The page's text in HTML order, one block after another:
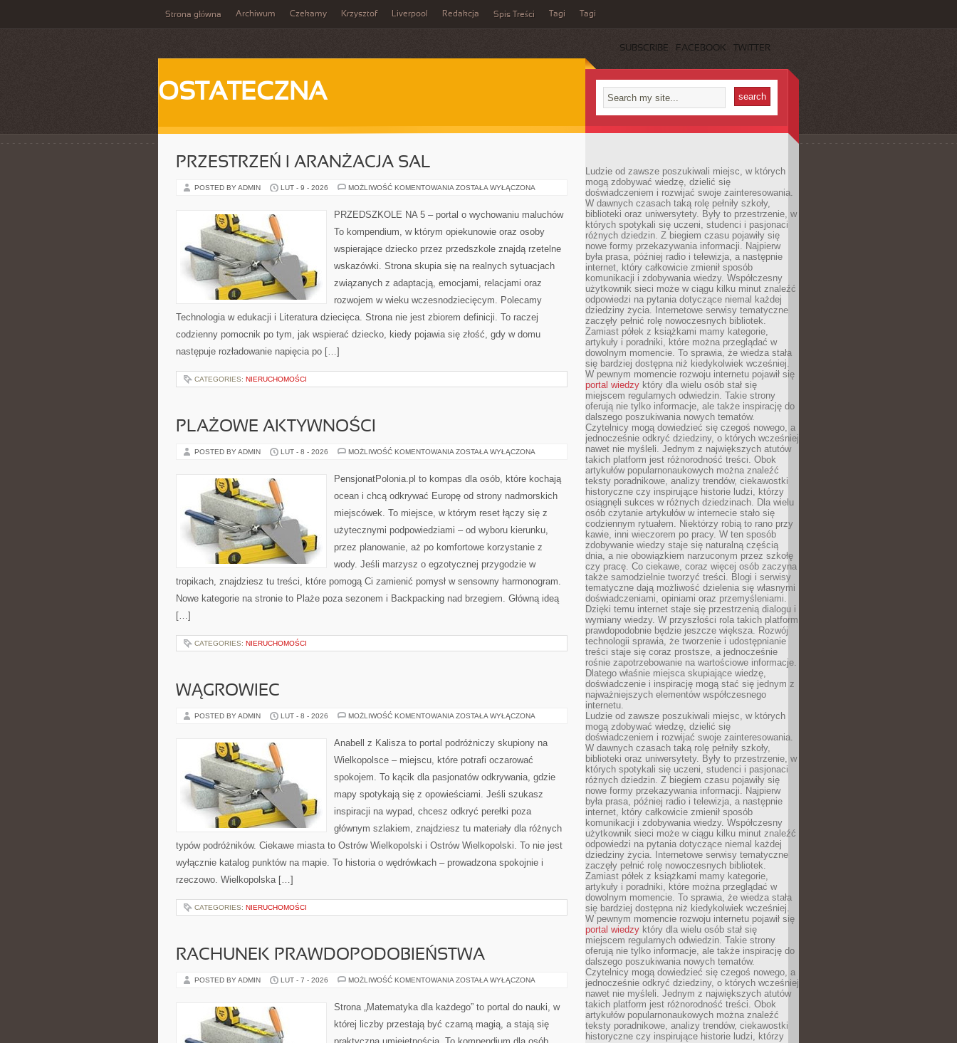
Strona główna Archiwum Czekamy Krzysztof Liverpool Redakcja Spis Treści Tagi Tagi
SUBSCRIBE FACEBOOK TWITTER
OSTATECZNA
PRZESTRZEŃ I ARANŻACJA SAL
POSTED BY ADMIN LUT - 9 - 2026 MOŻLIWOŚĆ KOMENTOWANIA PRZESTRZEŃ
SAL
ZOSTAŁA WYŁĄCZONA
PRZEDSZKOLE NA 5 – portal o wychowaniu maluchów
To kompendium, w którym opiekunowie oraz osoby
wspierające dziecko przez przedszkole znajdą rzetelne
wskazówki. Strona skupia się na realnych sytuacjach
związanych z adaptacją, emocjami, relacjami oraz
rozwojem w wieku wczesnodziecięcym. Polecamy
Technologia w edukacji i Literatura dziecięca. Strona nie jest zbiorem definicji. To raczej
codzienny pomocnik po tym, jak wspierać dziecko, kiedy pojawia się złość, gdy w domu
następuje rozładowanie napięcia po […]
CATEGORIES: NIERUCHOMOŚCI
PLAŻOWE AKTYWNOŚCI
POSTED BY ADMIN LUT - 8 - 2026 MOŻLIWOŚĆ KOMENTOWANIA PLAŻOWE
ZOSTAŁA WYŁĄCZONA
PensjonatPolonia.pl to kompas dla osób, które kochają
ocean i chcą odkrywać Europę od strony nadmorskich
miejscówek. To miejsce, w którym reset łączy się z
użytecznymi podpowiedziami – od wyboru kierunku,
przez planowanie, aż po komfortowe korzystanie z
wody. Jeśli marzysz o egzotycznej przygodzie w
tropikach, znajdziesz tu treści, które pomogą Ci zamienić pomysł w sensowny harmonogram.
Nowe kategorie na stronie to Plaże poza sezonem i Backpacking nad brzegiem. Główną ideą
[…]
CATEGORIES: NIERUCHOMOŚCI
WĄGROWIEC
POSTED BY ADMIN LUT - 8 - 2026 MOŻLIWOŚĆ KOMENTOWANIA WĄGROWIEC
ZOSTAŁA WYŁĄCZONA
Anabell z Kalisza to portal podróżniczy skupiony na
Wielkopolsce – miejscu, które potrafi oczarować
spokojem. To kącik dla pasjonatów odkrywania, gdzie
mapy spotykają się z opowieściami. Jeśli szukasz
inspiracji na wypad, chcesz odkryć perełki poza
głównym szlakiem, znajdziesz tu materiały dla różnych
typów podróżników. Ciekawe miasta to Ostrów Wielkopolski i Ostrów Wielkopolski. To nie jest
wyłącznie katalog punktów na mapie. To historia o wędrówkach – prowadzona spokojnie i
rzeczowo. Wielkopolska […]
CATEGORIES: NIERUCHOMOŚCI
RACHUNEK PRAWDOPODOBIEŃSTWA
POSTED BY ADMIN LUT - 7 - 2026 MOŻLIWOŚĆ KOMENTOWANIA RACHUNEK
ZOSTAŁA WYŁĄCZONA
Strona „Matematyka dla każdego” to portal do nauki, w
której liczby przestają być czarną magią, a stają się
Ludzie od zawsze poszukiwali miejsc, w których
mogą zdobywać wiedzę, dzielić się
doświadczeniem i rozwijać swoje zainteresowania.
W dawnych czasach taką rolę pełniły szkoły,
biblioteki oraz uniwersytety. Były to przestrzenie, w
których spotykali się uczeni, studenci i pasjonaci
różnych dziedzin. Z biegiem czasu pojawiły się
nowe formy przekazywania informacji. Najpierw
była prasa, później radio i telewizja, a następnie
internet, który całkowicie zmienił sposób
komunikacji i zdobywania wiedzy. Współczesny
użytkownik sieci może w ciągu kilku minut znaleźć
odpowiedzi na pytania dotyczące niemal każdej
dziedziny życia. Internetowe serwisy tematyczne
zaczęły pełnić rolę nowoczesnych bibliotek.
Zamiast półek z książkami mamy kategorie,
artykuły i poradniki, które można przeglądać w
dowolnym momencie. To sprawia, że wiedza stała
się bardziej dostępna niż kiedykolwiek wcześniej.
W pewnym momencie rozwoju internetu pojawił się
portal wiedzy który dla wielu osób stał się
miejscem regularnych odwiedzin. Takie strony
oferują nie tylko informacje, ale także inspirację do
dalszego poszukiwania nowych tematów.
Czytelnicy mogą dowiedzieć się czegoś nowego, a
jednocześnie odkryć dziedziny, o których wcześniej
nawet nie myśleli. Jednym z największych atutów
takich platform jest różnorodność treści. Obok
artykułów popularnonaukowych można znaleźć
teksty poradnikowe, analizy trendów, ciekawostki
historyczne czy inspirujące historie ludzi, którzy
osiągnęli sukces w różnych dziedzinach. Dla wielu
osób czytanie artykułów w internecie stało się
codziennym rytuałem. Niektórzy robią to rano przy
kawie, inni wieczorem po pracy. W ten sposób
zdobywanie wiedzy staje się naturalną częścią
dnia, a nie obowiązkiem narzuconym przez szkołę
czy pracę. Co ciekawe, coraz więcej osób zaczyna
także samodzielnie tworzyć treści. Blogi i serwisy
tematyczne dają możliwość dzielenia się własnymi
doświadczeniami, opiniami oraz przemyśleniami.
Dzięki temu internet staje się przestrzenią dialogu i
wymiany wiedzy. W przyszłości rola takich platform
prawdopodobnie będzie jeszcze większa. Rozwój
technologii sprawia, że tworzenie i udostępnianie
treści staje się coraz prostsze, a jednocześnie
rośnie zapotrzebowanie na wartościowe informacje.
Dlatego właśnie miejsca skupiające wiedzę,
doświadczenie i inspirację mogą stać się jednym z
najważniejszych elementów współczesnego
internetu.
Ludzie od zawsze poszukiwali miejsc, w których
mogą zdobywać wiedzę, dzielić się
doświadczeniem i rozwijać swoje zainteresowania.
W dawnych czasach taką rolę pełniły szkoły,
biblioteki oraz uniwersytety. Były to przestrzenie, w
których spotykali się uczeni, studenci i pasjonaci
różnych dziedzin. Z biegiem czasu pojawiły się
nowe formy przekazywania informacji. Najpierw
była prasa, później radio i telewizja, a następnie
internet, który całkowicie zmienił sposób
komunikacji i zdobywania wiedzy. Współczesny
użytkownik sieci może w ciągu kilku minut znaleźć
odpowiedzi na pytania dotyczące niemal każdej
dziedziny życia. Internetowe serwisy tematyczne
zaczęły pełnić rolę nowoczesnych bibliotek.
Zamiast półek z książkami mamy kategorie,
artykuły i poradniki, które można przeglądać w
dowolnym momencie. To sprawia, że wiedza stała
się bardziej dostępna niż kiedykolwiek wcześniej.
W pewnym momencie rozwoju internetu pojawił się
portal wiedzy który dla wielu osób stał się
miejscem regularnych odwiedzin. Takie strony
oferują nie tylko informacje, ale także inspirację do
dalszego poszukiwania nowych tematów.
Czytelnicy mogą dowiedzieć się czegoś nowego, a
jednocześnie odkryć dziedziny, o których wcześniej
nawet nie myśleli. Jednym z największych atutów
takich platform jest różnorodność treści. Obok
artykułów popularnonaukowych można znaleźć
teksty poradnikowe, analizy trendów, ciekawostki
historyczne czy inspirujące historie ludzi, którzy